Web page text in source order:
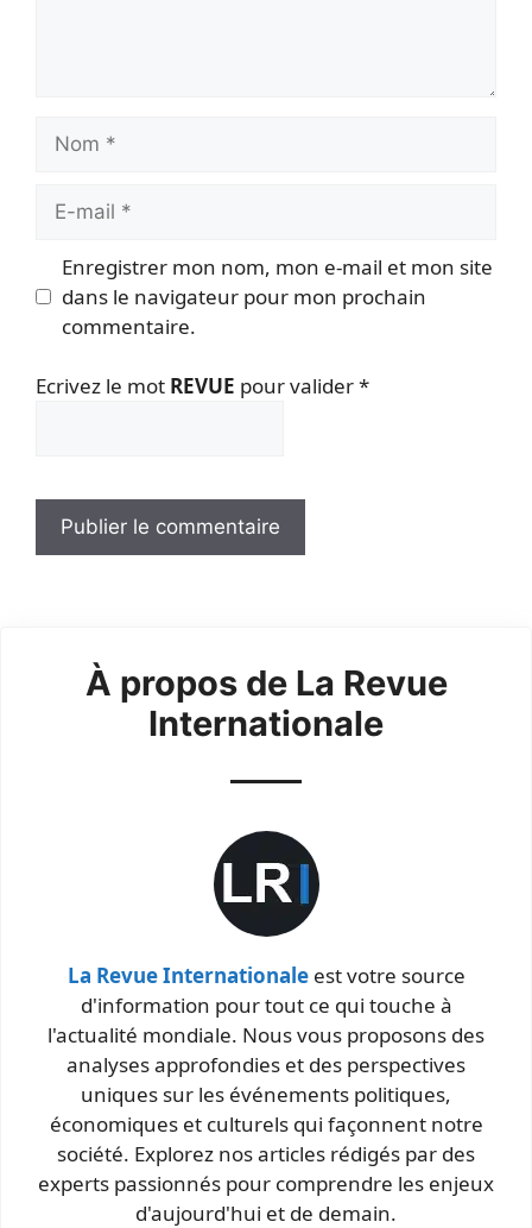
mail
Enregistrer mon nom, mon e-mail et mon site
dans le navigateur pour mon prochain
commentaire.
Ecrivez le mot REVUE pour valider*
À propos de La Revue
Internationale
La Revue Internationaleest votre source
d'information pour tout ce qui touche à
l'actualité mondiale. Nous vous proposons des
analyses approfondies et des perspectives
uniques sur les événements politiques,
économiques et culturels qui façonnent notre
société. Explorez nos articles rédigés par des
experts passionnés pour comprendre les enjeux
d'aujourd'hui et de demain.